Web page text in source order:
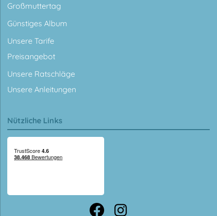
Großmuttertag
Günstiges Album
Unsere Tarife
Preisangebot
Unsere Ratschläge
Unsere Anleitungen
Nützliche Links